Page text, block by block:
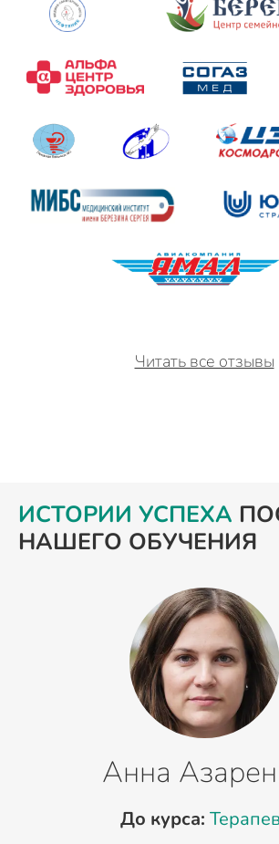
Читать все отзывы
ИСТОРИИ УСПЕХА
НАШЕГО ОБУЧЕНИЯ
Анна
До курса: